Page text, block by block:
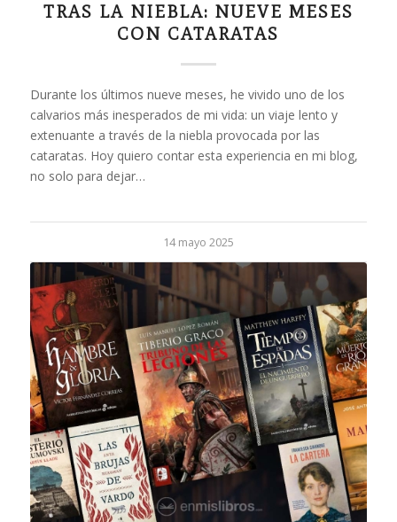
TRAS LA NIEBLA: NUEVE MESES
CON CATARATAS
Durante los últimos nueve meses, he vivido uno de los
calvarios más inesperados de mi vida: un viaje lento y
extenuante a través de la niebla provocada por las
cataratas. Hoy quiero contar esta experiencia en mi blog,
no solo para dejar…
14 mayo 2025